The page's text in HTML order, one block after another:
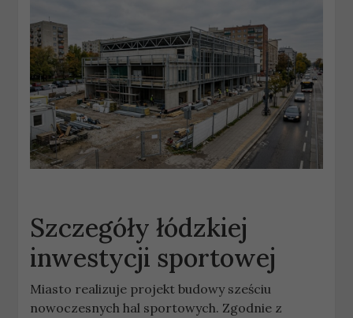
Szczegóły łódzkiej
inwestycji sportowej
Miasto realizuje projekt budowy sześciu
nowoczesnych hal sportowych. Zgodnie z